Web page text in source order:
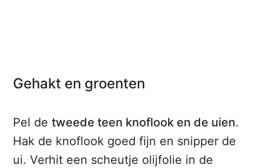
Gehakt en groenten
Pel detweede teen knoflook en de uien.
Hak de knoflook goed fijn en snipper de
ui. Verhit een scheutje olijfolie in de